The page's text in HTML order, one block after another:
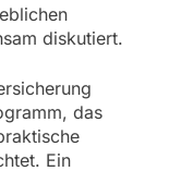
diskutiert.
das
Ein